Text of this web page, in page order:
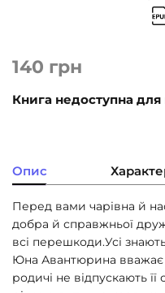
140 грн
Книга недоступна
Опис
Перед вами чарівна й
добра й справжньої
всі перешкоди.Усі
Юна Авантюрина вважає
родичі не відпускають